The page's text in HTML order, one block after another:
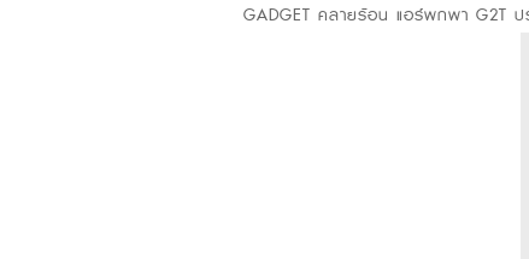
GADGET คลายร้อน แอร์พกพา G2T